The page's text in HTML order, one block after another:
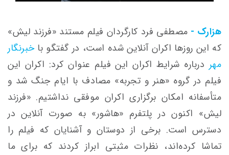
هزارک - مصطفی فرد کارگردان فیلم مستند «فرزند لیش»
که این روزها اکران آنلاین شده است، در گفتگو باخبرنگار
مهر درباره شرایط اکران این فیلم عنوان کرد: اکران این
فیلم در گروه «هنر و تجربه» مصادف با ایام جنگ شد و
متأسفانه امکان برگزاری اکران موفقی نداشتیم. «فرزند
لیش» اکنون در پلتفرم «هاشور» به صورت آنلاین در
دسترس است. برخی از دوستان و آشنایان که فیلم را
تماشا کرده‌اند، نظرات مثبتی ابراز کردند که برای ما